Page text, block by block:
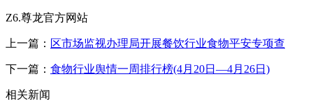
Z6.尊龙官方网站
上一篇： 区市场监视办理局开展餐饮行业食物平安专项查
下一篇： 食物行业舆情一周排行榜(4月20日—4月26日)
相关新闻